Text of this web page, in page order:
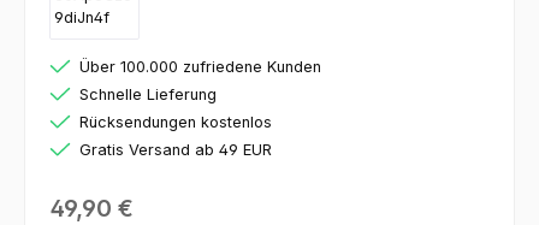
Über 100.000 zufriedene Kunden
Schnelle Lieferung
Rücksendungen kostenlos
Gratis Versand ab 49 EUR
Regulärer Preis:
49,90 €